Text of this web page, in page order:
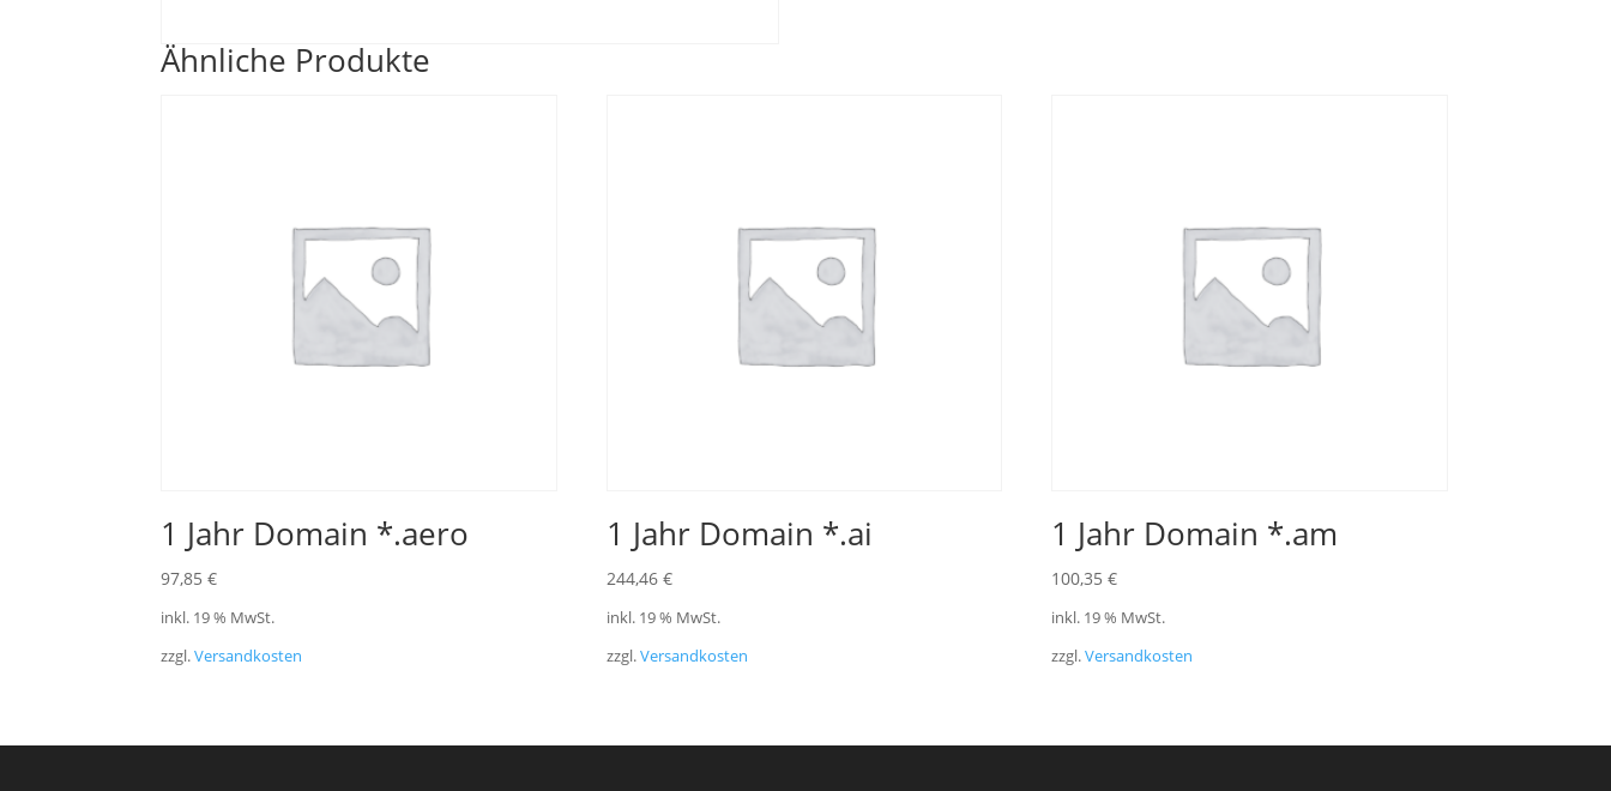
Ähnliche Produkte
1 Jahr Domain *.aero
97,85€
inkl. 19 % MwSt.
zzgl.Versandkosten
1 Jahr Domain *.ai
244,46 €
inkl. 19 % MwSt.
zzgl.Versandkosten
1 Jahr Domain *.am
100,35€
inkl. 19 % MwSt.
zzgl.Versandkosten